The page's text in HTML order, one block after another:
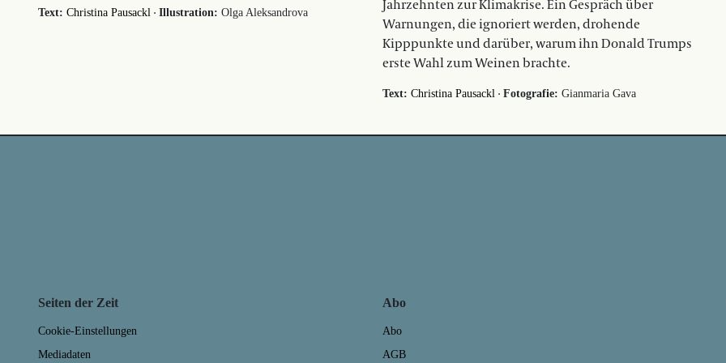
Text: Christina Pausackl · Illustration: Olga Aleksandrova
Jahrzehnten zur Klimakrise. Ein Gespräch über
Warnungen, die ignoriert werden, drohende
Kipppunkte und darüber, warum ihn Donald Trumps
erste Wahl zum Weinen brachte.
Text: Christina Pausackl· Fotografie: Gianmaria Gava
Seiten der Zeit
Cookie-Einstellungen
Mediadaten
Abo
Abo
AGB